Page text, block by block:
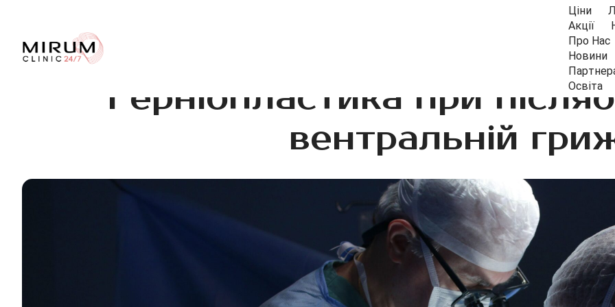
Ціни
Акції
Про Нас
Новини
Освіта
Герніопластика при
вентральній